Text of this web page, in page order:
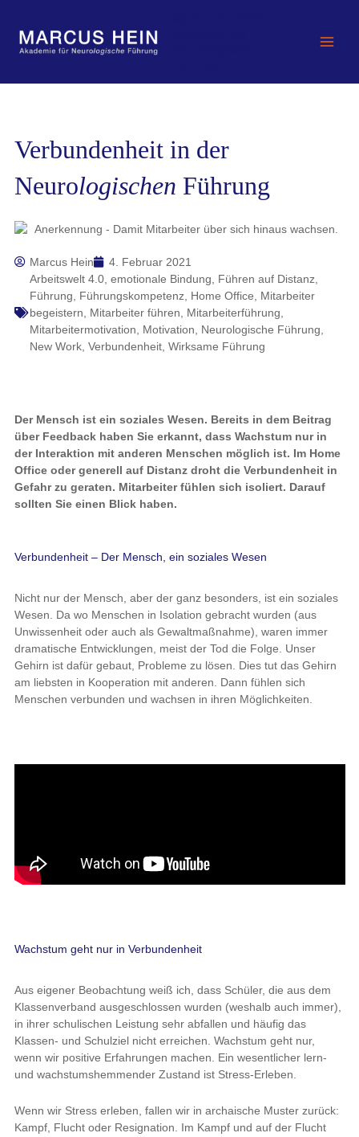
springen
Verbundenheit in der
Neurologischen Führung
Marcus Hein
4. Februar 2021
Arbeitswelt 4.0, emotionale Bindung Führen auf Distanz,
Führung
Führungskompetenz, Home Office
Mitarbeiter
begeistern
Mitarbeiter führen Mitarbeiterführung
Mitarbeitermotivation
Motivation Neurologische Führung
New Work, Verbundenheit, Wirksame Führung
Der Mensch ist ein soziales Wesen. Bereits in dem Beitrag
über Feedback haben Sie erkannt, dass Wachstum nur in
der Interaktion mit anderen Menschen möglich ist. Im Home
Office oder generell auf Distanz droht die Verbundenheit in
Gefahr zu geraten. Mitarbeiter fühlen sich isoliert. Darauf
sollten Sie einen Blick haben.
Verbundenheit – Der Mensch, ein soziales Wesen
Nicht nur der Mensch, aber der ganz besonders, ist ein soziales
Wesen. Da wo Menschen in Isolation gebracht wurden (aus
Unwissenheit oder auch als Gewaltmaßnahme), waren immer
dramatische Entwicklungen, meist der Tod die Folge. Unser
Gehirn ist dafür gebaut, Probleme zu lösen. Dies tut das Gehirn
am liebsten in Kooperation mit anderen. Dann fühlen sich
Menschen verbunden und wachsen in ihren Möglichkeiten.
Wachstum geht nur in Verbundenheit
Aus eigener Beobachtung weiß ich, dass Schüler, die aus dem
Klassenverband ausgeschlossen wurden (weshalb auch immer),
in ihrer schulischen Leistung sehr abfallen und häufig das
Klassen- und Schulziel nicht erreichen. Wachstum geht nur,
wenn wir positive Erfahrungen machen. Ein wesentlicher lern-
und wachstumshemmender Zustand ist Stress-Erleben.
Wenn wir Stress erleben, fallen wir in archaische Muster zurück:
Kampf, Flucht oder Resignation. Im Kampf und auf der Flucht